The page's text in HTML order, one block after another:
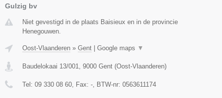
Gulzig bv
Niet gevestigd in de plaats Baisieux en in de provincie
Henegouwen.
Oost-Vlaanderen » Gent Google maps ▼
Baudelokaai 13/001 9000 Gent (Oost-Vlaanderen)
Tel: 09 330 08 60 , Fax: - , BTW-nr: 0563611174